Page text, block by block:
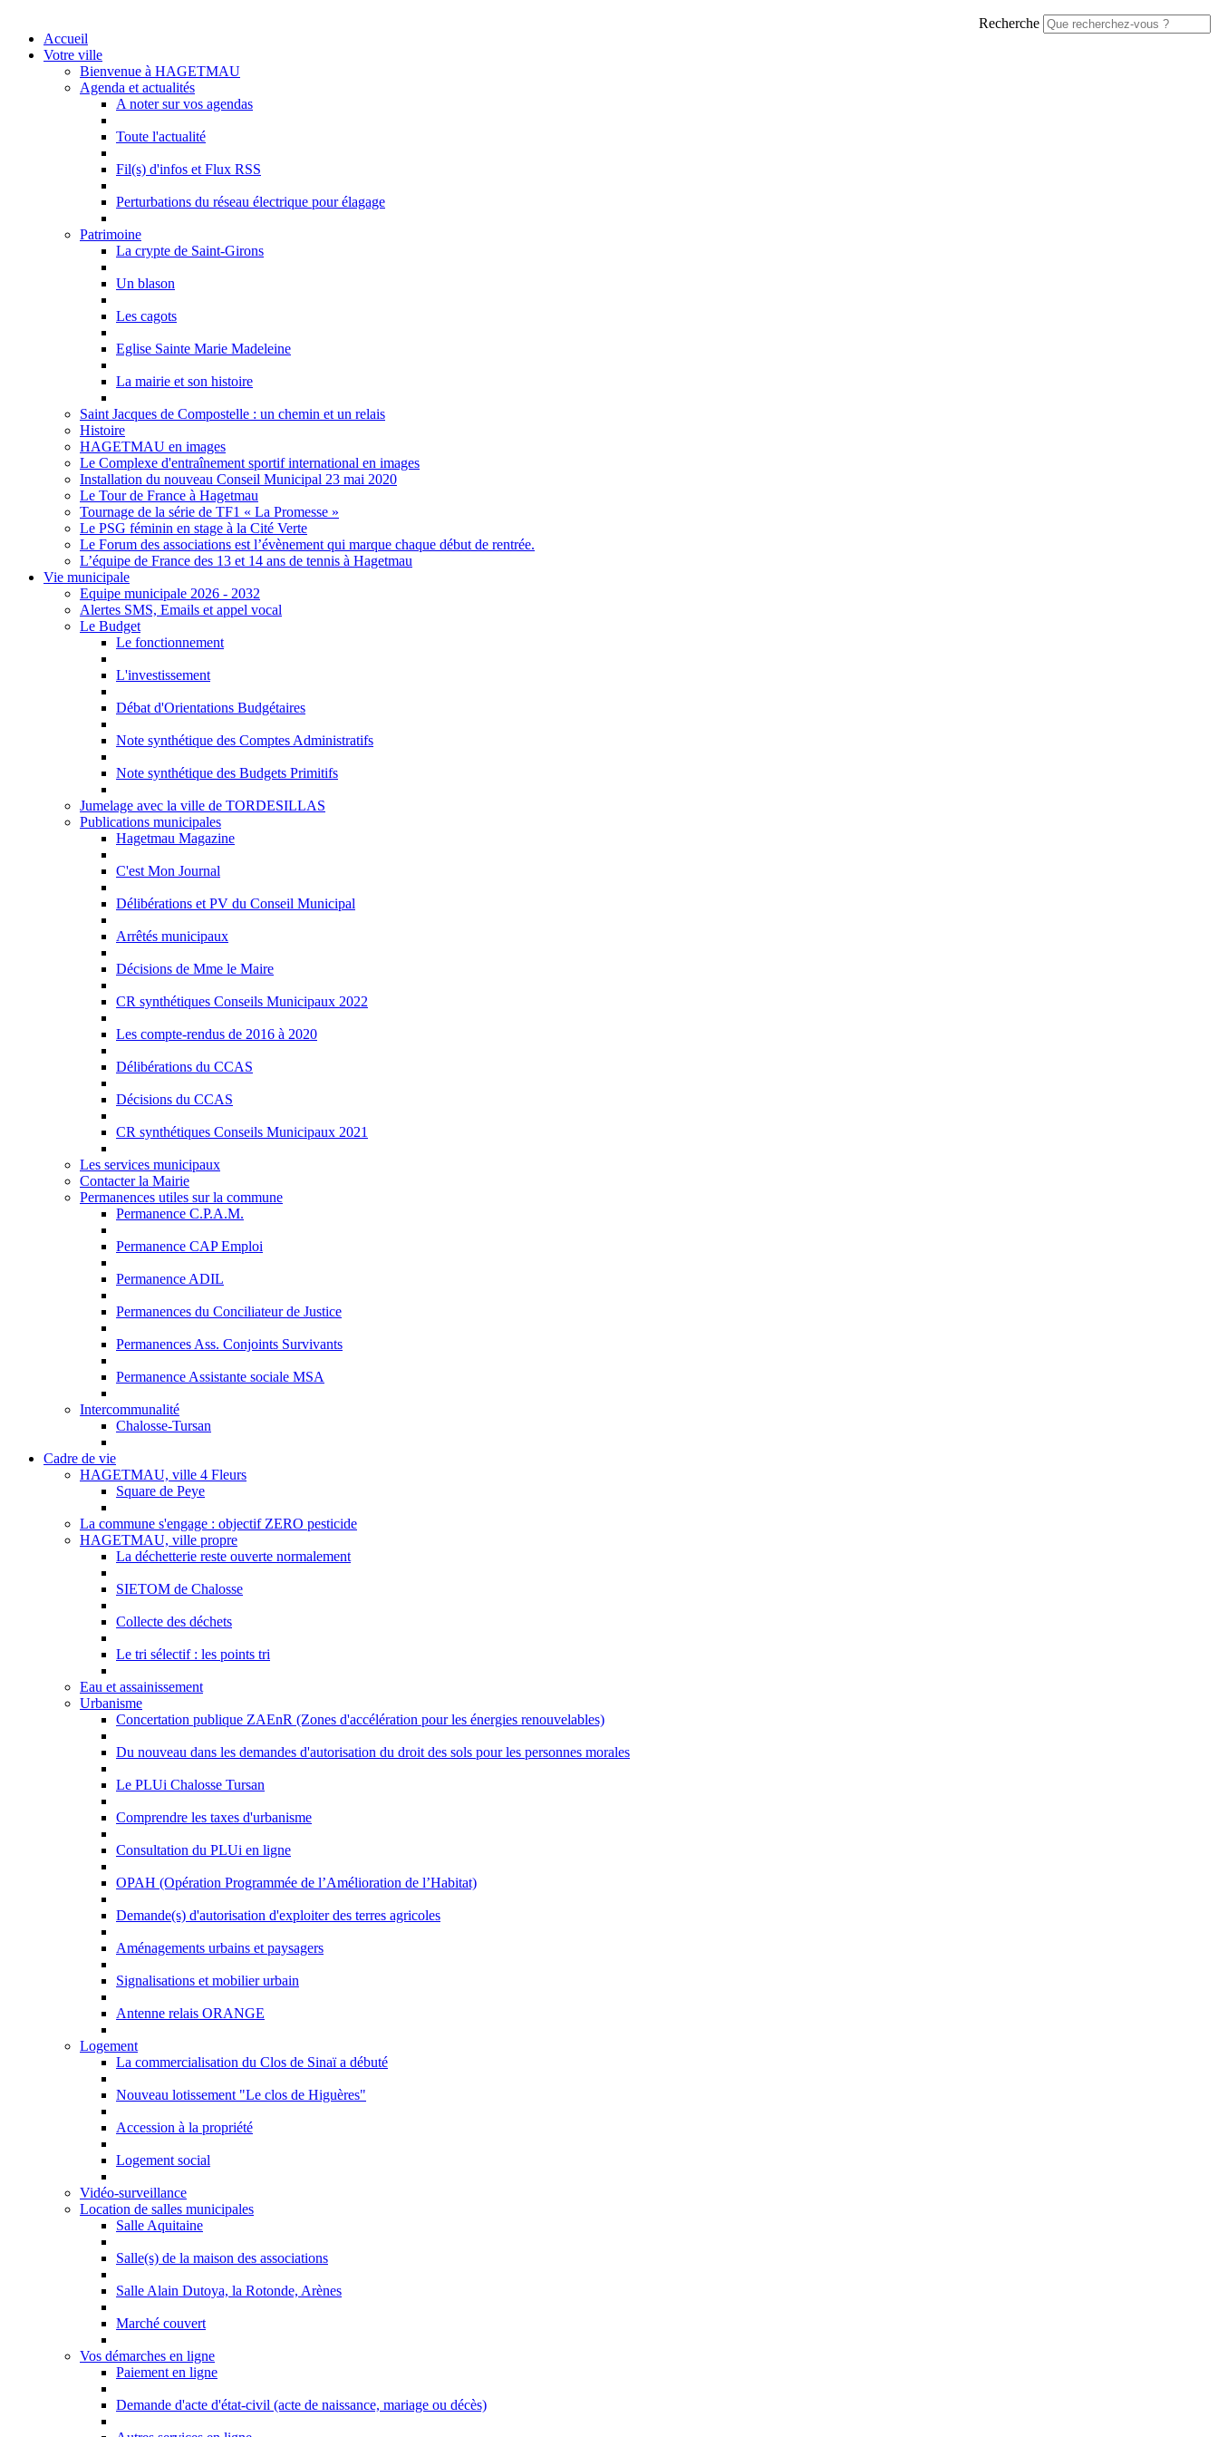
Recherche
Accueil
Votre ville
Bienvenue à HAGETMAU
Agenda et actualités
A noter sur vos agendas
Toute l'actualité
Fil(s) d'infos et Flux RSS
Perturbations du réseau électrique pour élagage
Patrimoine
La crypte de Saint-Girons
Un blason
Les cagots
Eglise Sainte Marie Madeleine
La mairie et son histoire
Saint Jacques de Compostelle : un chemin et un relais
Histoire
HAGETMAU en images
Le Complexe d'entraînement sportif international en images
Installation du nouveau Conseil Municipal 23 mai 2020
Le Tour de France à Hagetmau
Tournage de la série de TF1 « La Promesse »
Le PSG féminin en stage à la Cité Verte
Le Forum des associations est l’évènement qui marque chaque début de rentrée.
L’équipe de France des 13 et 14 ans de tennis à Hagetmau
Vie municipale
Equipe municipale 2026 - 2032
Alertes SMS, Emails et appel vocal
Le Budget
Le fonctionnement
L'investissement
Débat d'Orientations Budgétaires
Note synthétique des Comptes Administratifs
Note synthétique des Budgets Primitifs
Jumelage avec la ville de TORDESILLAS
Publications municipales
Hagetmau Magazine
C'est Mon Journal
Délibérations et PV du Conseil Municipal
Arrêtés municipaux
Décisions de Mme le Maire
CR synthétiques Conseils Municipaux 2022
Les compte-rendus de 2016 à 2020
Délibérations du CCAS
Décisions du CCAS
CR synthétiques Conseils Municipaux 2021
Les services municipaux
Contacter la Mairie
Permanences utiles sur la commune
Permanence C.P.A.M.
Permanence CAP Emploi
Permanence ADIL
Permanences du Conciliateur de Justice
Permanences Ass. Conjoints Survivants
Permanence Assistante sociale MSA
Intercommunalité
Chalosse-Tursan
Cadre de vie
HAGETMAU, ville 4 Fleurs
Square de Peye
La commune s'engage : objectif ZERO pesticide
HAGETMAU, ville propre
La déchetterie reste ouverte normalement
SIETOM de Chalosse
Collecte des déchets
Le tri sélectif : les points tri
Eau et assainissement
Urbanisme
Concertation publique ZAEnR (Zones d'accélération pour les énergies renouvelables)
Du nouveau dans les demandes d'autorisation du droit des sols pour les personnes morales
Le PLUi Chalosse Tursan
Comprendre les taxes d'urbanisme
Consultation du PLUi en ligne
OPAH (Opération Programmée de l’Amélioration de l’Habitat)
Demande(s) d'autorisation d'exploiter des terres agricoles
Aménagements urbains et paysagers
Signalisations et mobilier urbain
Antenne relais ORANGE
Logement
La commercialisation du Clos de Sinaï a débuté
Nouveau lotissement "Le clos de Higuères"
Accession à la propriété
Logement social
Vidéo-surveillance
Location de salles municipales
Salle Aquitaine
Salle(s) de la maison des associations
Salle Alain Dutoya, la Rotonde, Arènes
Marché couvert
Vos démarches en ligne
Paiement en ligne
Demande d'acte d'état-civil (acte de naissance, mariage ou décès)